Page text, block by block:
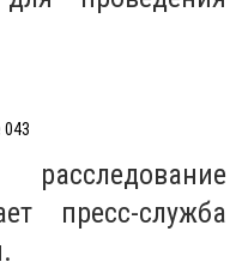
043
пресс-служба